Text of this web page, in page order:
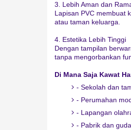
3. Lebih Aman dan
Lapisan PVC membuat
atau taman keluarga.
4. Estetika Lebih Tinggi
Dengan tampilan
tanpa mengorbankan
Di Mana Saja Kawat
- Sekolah dan
- Perumahan
- Lapangan
- Pabrik dan